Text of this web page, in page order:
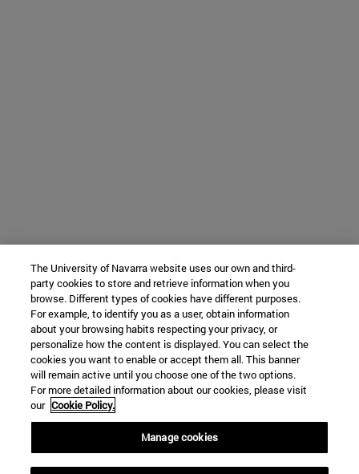
The University of Navarra website uses our own and third-
party cookies to store and retrieve information when you
browse. Different types of cookies have different purposes.
For example, to identify you as a user, obtain information
about your browsing habits respecting your privacy, or
personalize how the content is displayed. You can select the
cookies you want to enable or accept them all. This banner
will remain active until you choose one of the two options.
For more detailed information about our cookies, please visit
our Cookie Policy.
Manage cookies